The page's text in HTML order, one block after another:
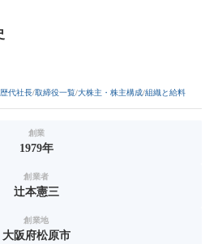
歴代社長 取締役一覧 大株主・株主構成 組織と給料
創業
1979年
創業者
辻本憲三
創業地
大阪府松原市